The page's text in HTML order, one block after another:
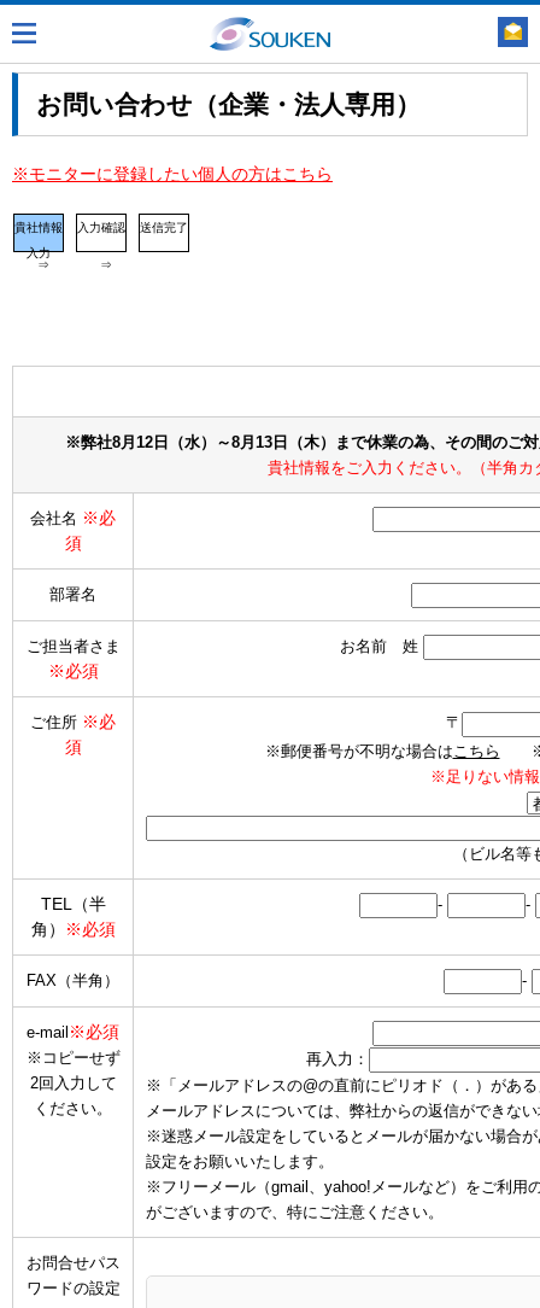
お問い合わせ（企業・法人専用）
※モニターに登録したい個人の方はこちら
貴社情報
入力
⇒
入力確認
⇒
送信完了
※弊社8月12日（水）～8月13日（木）まで休業の為、その間のご
貴社情報をご入力ください。（半角
会社名 ※必
須
部署名
ご担当者さま
※必須
お名前 姓
ご住所 ※必
須
〒
※郵便番号が不明な場合はこちら ※海
※足りない情
（ビル名
TEL（半
角）
※必須
- -
FAX（半角） -
e-mail ※必須
※コピーせず
2回入力して
ください。
再入力：
※「メールアドレスの@の直前にピリオド（．）があ
メールアドレスについては、弊社からの返信ができな
※迷惑メール設定をしているとメールが届かない場合
設定をお願いいたします。
※フリーメール（gmail、yahoo!メールなど）をご利用
がございますので、特にご注意ください。
お問合せパス
ワードの設定